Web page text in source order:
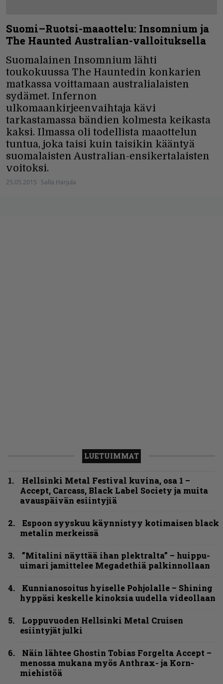
Suomi–Ruotsi-maaottelu: Insomnium ja
The Haunted Australian-valloituksella
Suomalainen Insomnium lähti
toukokuussa The Hauntedin konkarien
matkassa voittamaan australialaisten
sydämet. Infernon
ulkomaankirjeenvaihtaja kävi
tarkastamassa bändien kolmesta keikasta
kaksi. Ilmassa oli todellista maaottelun
tuntua, joka taisi kuin taisikin kääntyä
suomalaisten Australian-ensikertalaisten
voitoksi.
25.05.2015 Salla Harjula
LUETUIMMAT
Hellsinki Metal Festival kuvina, osa 1 –
Accept, Carcass, Black Label Society ja muita
avauspäivän esiintyjiä
Espoon syyskuu käynnistyy kotimaisen black
metalin merkeissä
”Mitalini näyttää ihan plektralta” – huippu-
uimari jamittelee Megadethiä palkinnollaan
Kunnianosoitus hyiselle Pohjolalle – Shining
hyppäsi keskelle kinoksia uudella videollaan
Loppuvuoden Hellsinki Metal Cruisen
esiintyjät julki
Näin lähtee Ghostin Tobias Forgelta Accept –
menossa mukana myös Anthrax- ja Korn-
miehistöä